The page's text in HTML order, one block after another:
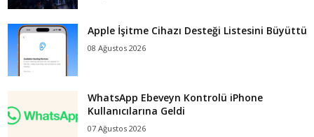
Apple İşitme Cihazı Desteği Listesini Büyüttü
08 Ağustos 2026
WhatsApp Ebeveyn Kontrolü iPhone
Kullanıcılarına Geldi
07 Ağustos 2026